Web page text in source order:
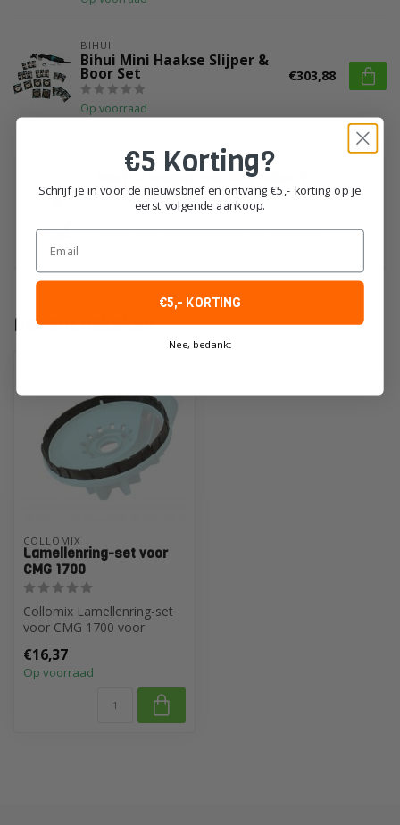
BIHUI
Bihui Mini Haakse Slijper &
Boor Set
Op voorraad
€303,88
Heeft u vragen over dit product?
Of heeft u hulp nodig bij het plaatsen van uw
Neem dan gerust contact op met onze
Recent bekeken
COLLOMIX
Lamellenring-set voor
CMG 1700
Collomix Lamellenring-set
voor CMG 1700 voor
€16,37
Op voorraad
€5 Korting?
Schrijf je in voor de nieuwsbrief en ontvang €5,- korting op je
eerst volgende aankoop.
Email
€5,- KORTING
Nee, bedankt